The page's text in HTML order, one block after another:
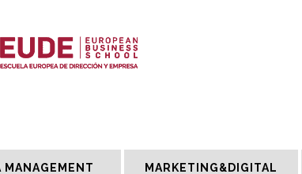
MANAGEMENT MARKETING&DIGITAL